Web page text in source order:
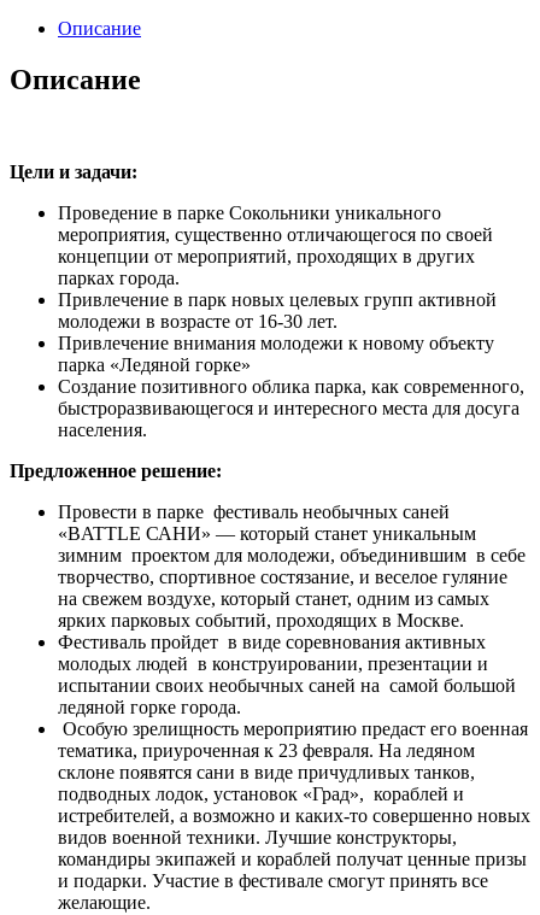
Описание
Описание
Цели и задачи:
Проведение в парке Сокольники уникального
мероприятия, существенно отличающегося по своей
концепции от мероприятий, проходящих в других
парках города.
Привлечение в парк новых целевых групп активной
молодежи в возрасте от 16-30 лет.
Привлечение внимания молодежи к новому объекту
парка «Ледяной горке»
Создание позитивного облика парка, как современного,
быстроразвивающегося и интересного места для досуга
населения.
Предложенное решение:
Провести в парке фестиваль необычных саней
«BATTLE САНИ» — который станет уникальным
зимним проектом для молодежи, объединившим в себе
творчество, спортивное состязание, и веселое гуляние
на свежем воздухе, который станет, одним из самых
ярких парковых событий, проходящих в Москве.
Фестиваль пройдет в виде соревнования активных
молодых людей в конструировании, презентации и
испытании своих необычных саней на самой большой
ледяной горке города.
Особую зрелищность мероприятию предаст его военная
тематика, приуроченная к 23 февраля. На ледяном
склоне появятся сани в виде причудливых танков,
подводных лодок, установок «Град», кораблей и
истребителей, а возможно и каких-то совершенно новых
видов военной техники. Лучшие конструкторы,
командиры экипажей и кораблей получат ценные призы
и подарки. Участие в фестивале смогут принять все
желающие.